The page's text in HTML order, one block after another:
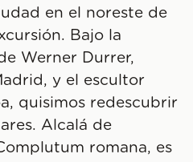
en el noreste de
Bajo la
Werner Durrer,
y el escultor
quisimos redescubrir
Alcalá de
romana, es